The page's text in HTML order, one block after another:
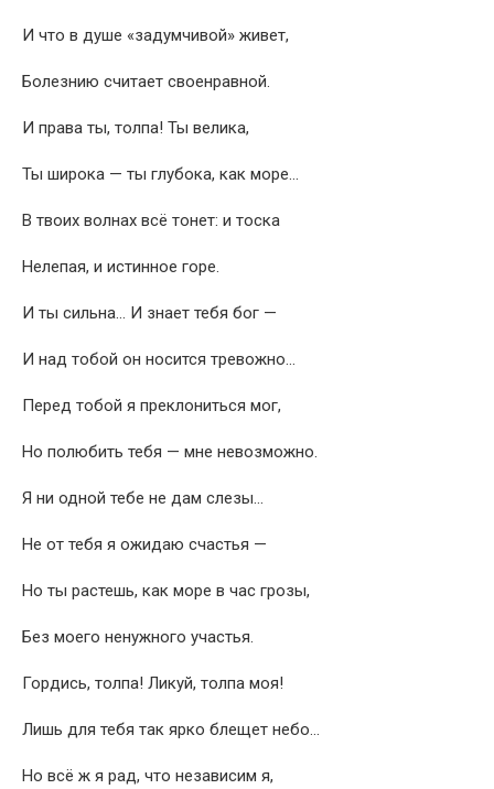
И что в душе «задумчивой» живет,
Болезнию считает своенравной.
И права ты, толпа! Ты велика,
Ты широка — ты глубока, как море…
В твоих волнах всё тонет: и тоска
Нелепая, и истинное горе.
И ты сильна… И знает тебя бог —
И над тобой он носится тревожно…
Перед тобой я преклониться мог,
Но полюбить тебя — мне невозможно.
Я ни одной тебе не дам слезы…
Не от тебя я ожидаю счастья —
Но ты растешь, как море в час грозы,
Без моего ненужного участья.
Гордись, толпа! Ликуй, толпа моя!
Лишь для тебя так ярко блещет небо…
Но всё ж я рад, что независим я,